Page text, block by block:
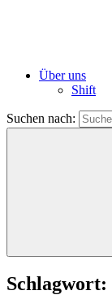
Über uns
Shift
Suchen nach:
Schlagwort: